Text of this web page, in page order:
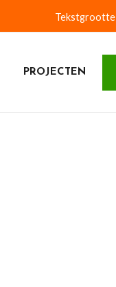
Tekstgrootte
PROJECTEN